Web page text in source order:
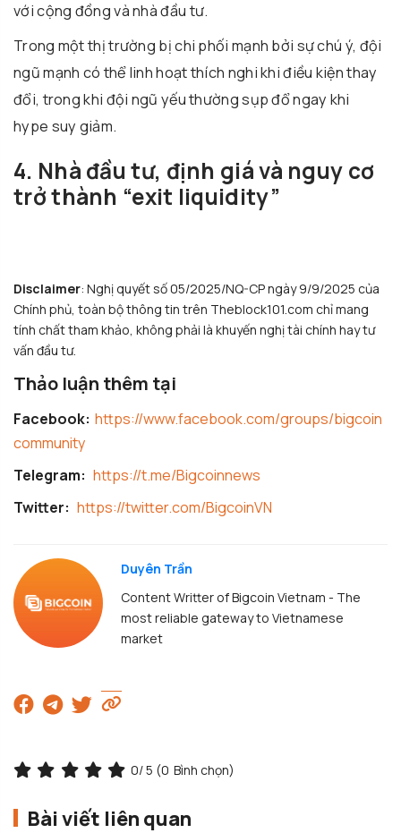
với cộng đồng và nhà đầu tư.
Trong một thị trường bị chi phối mạnh bởi sự chú ý, đội
ngũ mạnh có thể linh hoạt thích nghi khi điều kiện thay
đổi, trong khi đội ngũ yếu thường sụp đổ ngay khi
hype suy giảm.
4. Nhà đầu tư, định giá và nguy cơ
trở thành “exit liquidity”
Disclaimer: Nghị quyết số 05/2025/NQ-CP ngày 9/9/2025 của
Chính phủ, toàn bộ thông tin trên Theblock101.com chỉ mang
tính chất tham khảo, không phải là khuyến nghị tài chính hay tư
vấn đầu tư.
Thảo luận thêm tại
Facebook: https://www.facebook.com/groups/bigcoin
community
Telegram: https://t.me/Bigcoinnews
Twitter: https://twitter.com/BigcoinVN
Duyên Trần
Content Writter of Bigcoin Vietnam - The
most reliable gateway to Vietnamese
market
0/ 5 (0 Bình chọn)
Bài viết liên quan